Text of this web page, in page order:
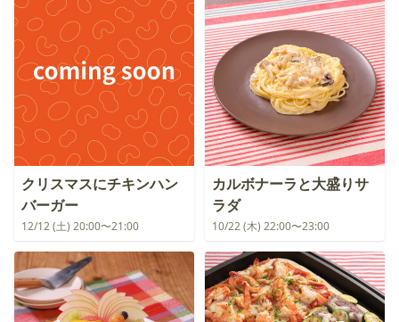
クリスマスにチキンハン
バーガー
12/12 (土) 20:00〜21:00
カルボナーラと大盛りサ
ラダ
10/22 (木) 22:00〜23:00